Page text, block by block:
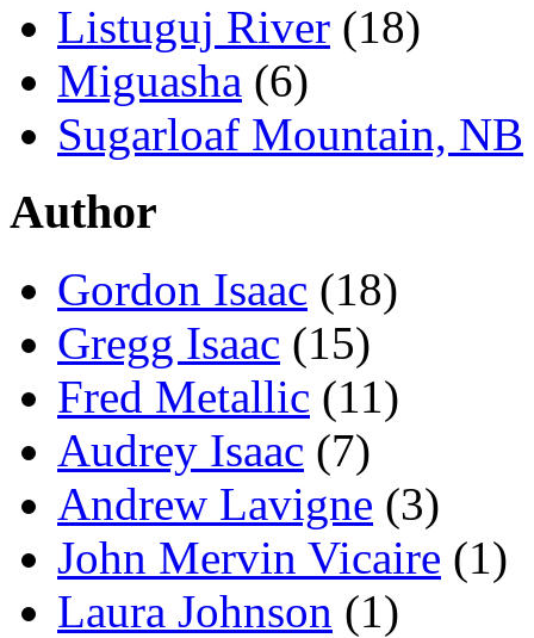
Listuguj River (18)
Miguasha (6)
Sugarloaf Mountain, NB
Author
Gordon Isaac (18)
Gregg Isaac (15)
Fred Metallic (11)
Audrey Isaac (7)
Andrew Lavigne (3)
John Mervin Vicaire (1)
Laura Johnson (1)